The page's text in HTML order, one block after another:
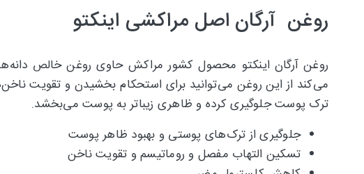
روغن آرگان اصل مراکشی اینکتو
روغن آرگان اینکتو محصول کشور مراکش حاوی روغن خالص
می‌کند از این روغن می‌توانید برای استحکام بخشیدن و تقویت
ترک پوست جلوگیری کرده و ظاهری زیباتر به پوست می‌بخشد.
جلوگیری از ترک‌های پوستی و بهبود ظاهر پوست
تسکین التهاب مفصل و روماتیسم و تقویت ناخن